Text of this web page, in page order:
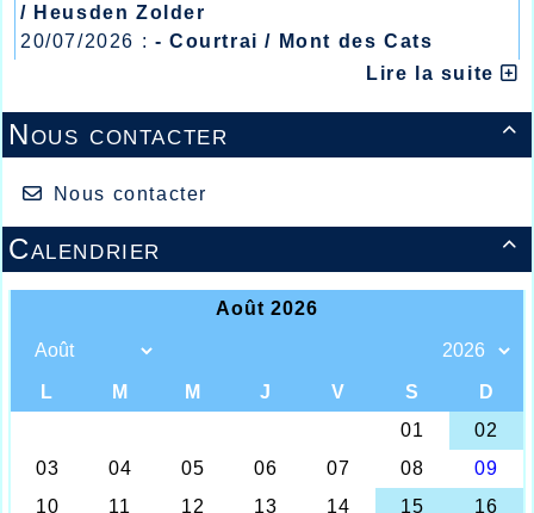
/ Heusden Zolder
20/07/2026 : - Courtrai / Mont des Cats
- Lyon / Meeting Abeilles /Lire la suite

Nous contacter
Nous contacter

Calendrier
Les plus en vue au cross de Villeneuve
d'Ascq
Il faut reconnaître que ces dernières
dans certains secteurs, les cours d’eau
secteur de Villeneuve d’Ascq ne devait y
échapper, et les organisateurs bénévoles
étaient depuis le mercredi sur la mise en
cross national
France Environnement sur le lac du Héron
et dans les collines des Marchenelles, sous